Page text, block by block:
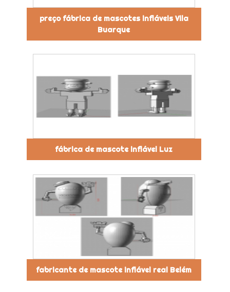
preço fábrica de mascotes infláveis Vila
Buarque
fábrica de mascote inflável Luz
fabricante de mascote inflável real Belém